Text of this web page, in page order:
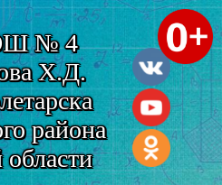
№ 4
Х.Д.
района
области